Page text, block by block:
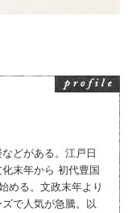
どがある。江戸日
末年から 初代豊国
める。文政末年より
で人気が急騰。以